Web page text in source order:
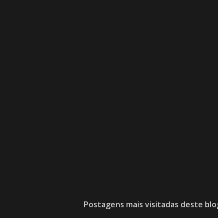
Postagens mais visitadas deste